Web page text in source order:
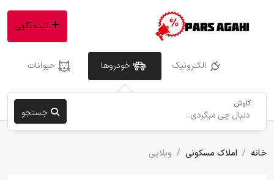
الکترونیک خودروها حیوانات
کاوش
جستجو
ثبت آگهی
خانه املاک مسکونی ویلایی